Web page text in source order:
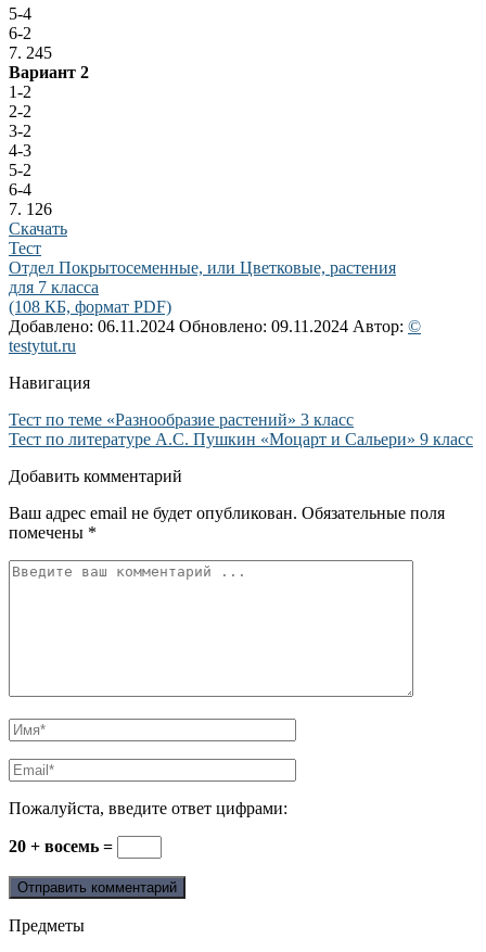
5-4
6-2
7. 245
Вариант 2
1-2
2-2
3-2
4-3
5-2
6-4
7. 126
Скачать
Тест
Отдел Покрытосеменные, или Цветковые, растения
для 7 класса
(108 КБ, формат PDF)
Добавлено: 06.11.2024 Обновлено: 09.11.2024 Автор: ©
testytut.ru
Навигация
Тест по теме «Разнообразие растений» 3 класс
Тест по литературе А.С. Пушкин «Моцарт и Сальери» 9 класс
Добавить комментарий
Ваш адрес email не будет опубликован. Обязательные поля
помечены *
Пожалуйста, введите ответ цифрами:
20 + восемь =
Предметы